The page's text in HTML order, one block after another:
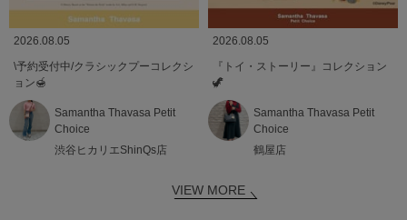
2026.08.05
\予約受付中/クラシックプーコレクシ
ョン🍯
Samantha Thavasa Petit
Choice
渋谷ヒカリエShinQs店
2026.08.05
『トイ・ストーリー』コレクション
🦖
Samantha Thavasa Petit
Choice
鶴屋店
VIEW MORE